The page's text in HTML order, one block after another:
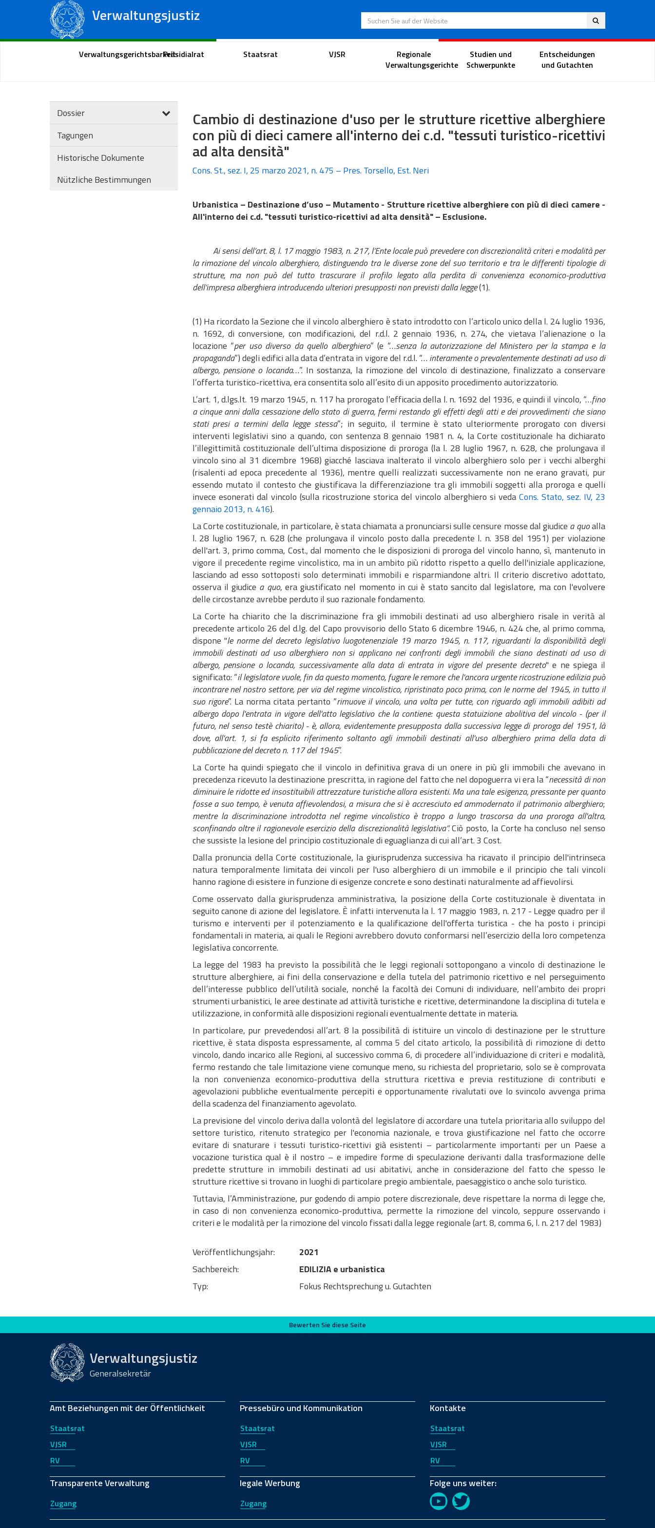
Verwaltungsjustiz
Regionale Verwaltungsgerichte
Deu
Suchen Sie auf der Website
Portal des Bürgers Anwaltsportal Richterportal
VerwaltungsgerichtsbarkeitPräsidialrat Staatsrat VJSR
Regionale
Verwaltungsgerichte
Studien und
Schwerpunkte
Entscheidungen
und Gutachten
Dossier
Tagungen
Historische Dokumente
Nützliche Bestimmungen
Cambio di destinazione d'uso per le strutture ricettive alberghiere
con più di dieci camere all'interno dei c.d. "tessuti turistico-ricettivi
ad alta densità"
Cons. St., sez. I, 25 marzo 2021, n. 475 – Pres. Torsello, Est. Neri
Urbanistica – Destinazione d’uso – Mutamento - Strutture ricettive alberghiere con più di dieci camere -
All'interno dei c.d. "tessuti turistico-ricettivi ad alta densità" – Esclusione.
Ai sensi dell’art. 8, l. 17 maggio 1983, n. 217, l’Ente locale può prevedere con discrezionalità criteri e modalità per
la rimozione del vincolo alberghiero, distinguendo tra le diverse zone del suo territorio e tra le differenti tipologie di
strutture, ma non può del tutto trascurare il profilo legato alla perdita di convenienza economico-produttiva
dell’impresa alberghiera introducendo ulteriori presupposti non previsti dalla legge(1).
(1) Ha ricordato la Sezione che il vincolo alberghiero è stato introdotto con l’articolo unico della l. 24 luglio 1936,
n. 1692, di conversione, con modificazioni, del r.d.l. 2 gennaio 1936, n. 274, che vietava l’alienazione o la
locazione “per uso diverso da quello alberghiero” (e “…senza la autorizzazione del Ministero per la stampa e la
propaganda”) degli edifici alla data d’entrata in vigore del r.d.l. “… interamente o prevalentemente destinati ad uso di
albergo, pensione o locanda…”. In sostanza, la rimozione del vincolo di destinazione, finalizzato a conservare
l’offerta turistico-ricettiva, era consentita solo all’esito di un apposito procedimento autorizzatorio.
L’art. 1, d.lgs.lt. 19 marzo 1945, n. 117 ha prorogato l’efficacia della l. n. 1692 del 1936, e quindi il vincolo, “…fino
a cinque anni dalla cessazione dello stato di guerra, fermi restando gli effetti degli atti e dei provvedimenti che siano
stati presi a termini della legge stessa”; in seguito, il termine è stato ulteriormente prorogato con diversi
interventi legislativi sino a quando, con sentenza 8 gennaio 1981 n. 4, la Corte costituzionale ha dichiarato
l’illegittimità costituzionale dell’ultima disposizione di proroga (la l. 28 luglio 1967, n. 628, che prolungava il
vincolo sino al 31 dicembre 1968) giacché lasciava inalterato il vincolo alberghiero solo per i vecchi alberghi
(risalenti ad epoca precedente al 1936), mentre quelli realizzati successivamente non ne erano gravati, pur
essendo mutato il contesto che giustificava la differenziazione tra gli immobili soggetti alla proroga e quelli
invece esonerati dal vincolo (sulla ricostruzione storica del vincolo alberghiero si veda Cons. Stato, sez. IV, 23
gennaio 2013, n. 416).
La Corte costituzionale, in particolare, è stata chiamata a pronunciarsi sulle censure mosse dal giudice a quoalla
l. 28 luglio 1967, n. 628 (che prolungava il vincolo posto dalla precedente l. n. 358 del 1951) per violazione
dell'art. 3, primo comma, Cost., dal momento che le disposizioni di proroga del vincolo hanno, sì, mantenuto in
vigore il precedente regime vincolistico, ma in un ambito più ridotto rispetto a quello dell'iniziale applicazione,
lasciando ad esso sottoposti solo determinati immobili e risparmiandone altri. Il criterio discretivo adottato,
osserva il giudice a quo, era giustificato nel momento in cui è stato sancito dal legislatore, ma con l'evolvere
delle circostanze avrebbe perduto il suo razionale fondamento.
La Corte ha chiarito che la discriminazione fra gli immobili destinati ad uso alberghiero risale in verità al
precedente articolo 26 del d.lg. del Capo provvisorio dello Stato 6 dicembre 1946, n. 424 che, al primo comma,
dispone "le norme del decreto legislativo luogotenenziale 19 marzo 1945, n. 117, riguardanti la disponibilità degli
immobili destinati ad uso alberghiero non si applicano nei confronti degli immobili che siano destinati ad uso di
albergo, pensione o locanda, successivamente alla data di entrata in vigore del presente decreto" e ne spiega il
significato: “il legislatore vuole, fin da questo momento, fugare le remore che l'ancora urgente ricostruzione edilizia può
incontrare nel nostro settore, per via del regime vincolistico, ripristinato poco prima, con le norme del 1945, in tutto il
suo rigore”. La norma citata pertanto “rimuove il vincolo, una volta per tutte, con riguardo agli immobili adibiti ad
albergo dopo l'entrata in vigore dell'atto legislativo che la contiene: questa statuizione abolitiva del vincolo - (per il
futuro, nel senso testè chiarito) - è, allora, evidentemente presupposta dalla successiva legge di proroga del 1951, là
dove, all'art. 1, si fa esplicito riferimento soltanto agli immobili destinati all'uso alberghiero prima della data di
pubblicazione del decreto n. 117 del 1945”.
La Corte ha quindi spiegato che il vincolo in definitiva grava di un onere in più gli immobili che avevano in
precedenza ricevuto la destinazione prescritta, in ragione del fatto che nel dopoguerra vi era la “necessità di non
diminuire le ridotte ed insostituibili attrezzature turistiche allora esistenti. Ma una tale esigenza, pressante per quanto
fosse a suo tempo, è venuta affievolendosi, a misura che si è accresciuto ed ammodernato il patrimonio alberghiero;
mentre la discriminazione introdotta nel regime vincolistico è troppo a lungo trascorsa da una proroga all'altra,
sconfinando oltre il ragionevole esercizio della discrezionalità legislativa”.Ciò posto, la Corte ha concluso nel senso
che sussiste la lesione del principio costituzionale di eguaglianza di cui all’art. 3 Cost.
Dalla pronuncia della Corte costituzionale, la giurisprudenza successiva ha ricavato il principio dell'intrinseca
natura temporalmente limitata dei vincoli per l'uso alberghiero di un immobile e il principio che tali vincoli
hanno ragione di esistere in funzione di esigenze concrete e sono destinati naturalmente ad affievolirsi.
Come osservato dalla giurisprudenza amministrativa, la posizione della Corte costituzionale è diventata in
seguito canone di azione del legislatore. È infatti intervenuta la l. 17 maggio 1983, n. 217 - Legge quadro per il
turismo e interventi per il potenziamento e la qualificazione dell'offerta turistica - che ha posto i principi
fondamentali in materia, ai quali le Regioni avrebbero dovuto conformarsi nell’esercizio della loro competenza
legislativa concorrente.
La legge del 1983 ha previsto la possibilità che le leggi regionali sottopongano a vincolo di destinazione le
strutture alberghiere, ai fini della conservazione e della tutela del patrimonio ricettivo e nel perseguimento
dell’interesse pubblico dell’utilità sociale, nonché la facoltà dei Comuni di individuare, nell’ambito dei propri
strumenti urbanistici, le aree destinate ad attività turistiche e ricettive, determinandone la disciplina di tutela e
utilizzazione, in conformità alle disposizioni regionali eventualmente dettate in materia.
In particolare, pur prevedendosi all’art. 8 la possibilità di istituire un vincolo di destinazione per le strutture
ricettive, è stata disposta espressamente, al comma 5 del citato articolo, la possibilità di rimozione di detto
vincolo, dando incarico alle Regioni, al successivo comma 6, di procedere all’individuazione di criteri e modalità,
fermo restando che tale limitazione viene comunque meno, su richiesta del proprietario, solo se è comprovata
la non convenienza economico-produttiva della struttura ricettiva e previa restituzione di contributi e
agevolazioni pubbliche eventualmente percepiti e opportunamente rivalutati ove lo svincolo avvenga prima
della scadenza del finanziamento agevolato.
La previsione del vincolo deriva dalla volontà del legislatore di accordare una tutela prioritaria allo sviluppo del
settore turistico, ritenuto strategico per l'economia nazionale, e trova giustificazione nel fatto che occorre
evitare di snaturare i tessuti turistico-ricettivi già esistenti – particolarmente importanti per un Paese a
vocazione turistica qual è il nostro – e impedire forme di speculazione derivanti dalla trasformazione delle
predette strutture in immobili destinati ad usi abitativi, anche in considerazione del fatto che spesso le
strutture ricettive si trovano in luoghi di particolare pregio ambientale, paesaggistico o anche solo turistico.
Tuttavia, l’Amministrazione, pur godendo di ampio potere discrezionale, deve rispettare la norma di legge che,
in caso di non convenienza economico-produttiva, permette la rimozione del vincolo, seppure osservando i
criteri e le modalità per la rimozione del vincolo fissati dalla legge regionale (art. 8, comma 6, l. n. 217 del 1983)
Veröffentlichungsjahr:
2021
Sachbereich:
EDILIZIA e urbanistica
Typ:
Fokus Rechtsprechung u. Gutachten
Bewerten Sie diese Seite Bewerten Sie diese Seite
Verwaltungsjustiz
Generalsekretär
Amt Beziehungen mit der Öffentlichkeit
Staatsrat
VJSR
RV
Transparente Verwaltung
Zugang
Pressebüro und Kommunikation
Staatsrat
VJSR
RV
legale Werbung
Zugang
Kontakte
Staatsrat
VJSR
RV
Folge uns weiter:
YouTubeTwitter